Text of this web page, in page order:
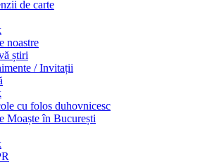
de carte
noastre
știri
/ Invitații
cu folos duhovnicesc
Moaște în București